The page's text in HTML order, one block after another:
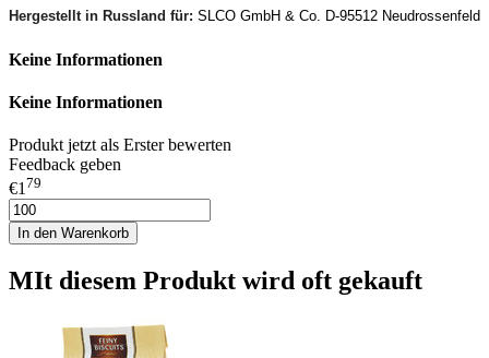
Hergestellt in Russland für: SLCO GmbH & Co. D-95512 Neudrossenfeld
Keine Informationen
Keine Informationen
Produkt jetzt als Erster bewerten
Feedback geben
€179
In den Warenkorb
MIt diesem Produkt wird oft gekauft